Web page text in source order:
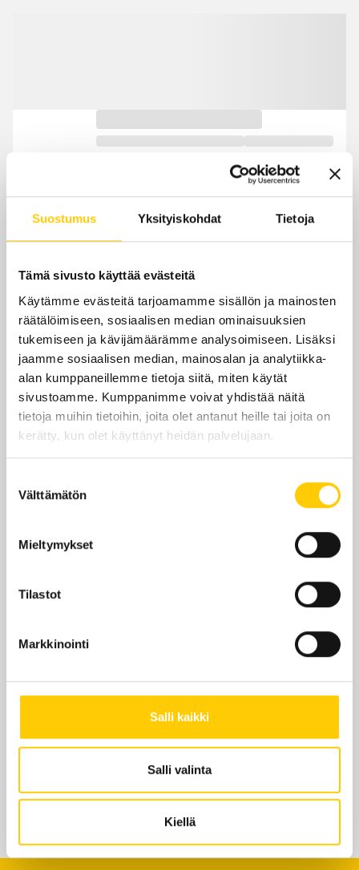
Suostumus Yksityiskohdat Tietoja
Tämä sivusto käyttää evästeitä
Käytämme evästeitä tarjoamamme sisällön ja mainosten
räätälöimiseen, sosiaalisen median ominaisuuksien
tukemiseen ja kävijämäärämme analysoimiseen. Lisäksi
jaamme sosiaalisen median, mainosalan ja analytiikka-
alan kumppaneillemme tietoja siitä, miten käytät
sivustoamme. Kumppanimme voivat yhdistää näitä
tietoja muihin tietoihin, joita olet antanut heille tai joita on
kerätty, kun olet käyttänyt heidän palvelujaan.
valinta
Välttämätön
Mieltymykset
Tilastot
Markkinointi
Salli kaikki
Salli valinta
Kiellä